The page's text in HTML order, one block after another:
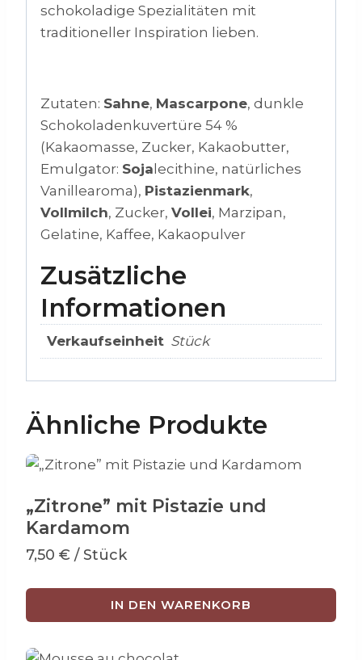
schokoladige Spezialitäten mit
traditioneller Inspiration lieben.
Zutaten: Sahne, Mascarpone, dunkle
Schokoladenkuvertüre 54 %
(Kakaomasse, Zucker, Kakaobutter,
Emulgator: Sojalecithine, natürliches
Vanillearoma), Pistazienmark,
Vollmilch, Zucker, Vollei, Marzipan,
Gelatine, Kaffee, Kakaopulver
Zusätzliche
Informationen
Verkaufseinheit Stück
Ähnliche Produkte
„Zitrone” mit Pistazie und
Kardamom
7,50 € / Stück
IN DEN WARENKORB